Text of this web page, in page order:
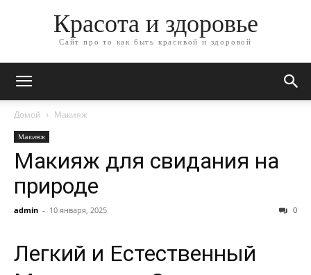
Красота и здоровье
Сайт про то как быть красивой и здоровой
Домой Макияж
Макияж
Макияж для свидания на
природе
admin - 10 января, 2025 0
Легкий и Естественный